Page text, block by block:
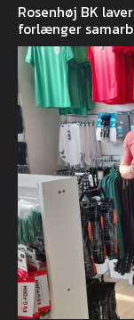
Rosenhøj BK
forlænger